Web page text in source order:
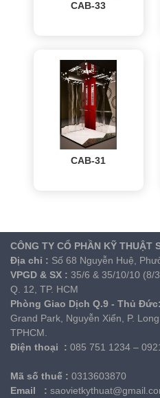
CAB-33
CAB-31
CÔNG TY CỔ PHẦN KỸ THUẬT
Địa chỉ : Số 68 Nguyễn Huệ,
VPGD & SX : 35/6 & 35/10/10 (8/
Q. 12, TP. HCM
Phòng Giao Dịch Q.9 - Thủ Đức:
Grand Park, Nguyễn Xiển, P.
TPHCM.
Điện thoại
: 085 751 1234 –
Mã số thuế : 0313603870
Email :